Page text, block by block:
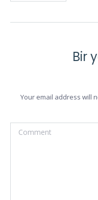
Bir
Your email address will
Comment